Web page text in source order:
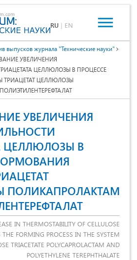
RU | EN
выпусков журнала "Технические науки"
УВЕЛИЧЕНИЯ
ЦЕЛЛЮЛОЗЫ В ПРОЦЕССЕ
ЦЕЛЛЮЛОЗЫ
УВЕЛИЧЕНИЯ
ЦЕЛЛЮЛОЗЫ В
ПОЛИКАПРОЛАКТАМ
IN THERMOSTABILITY OF CELLULOSE
THE FORMING PROCESS IN THE SYSTEM
TRIACETATE POLYCAPROLACTAM AND
POLYETHYLENE TEREPHTHALATE